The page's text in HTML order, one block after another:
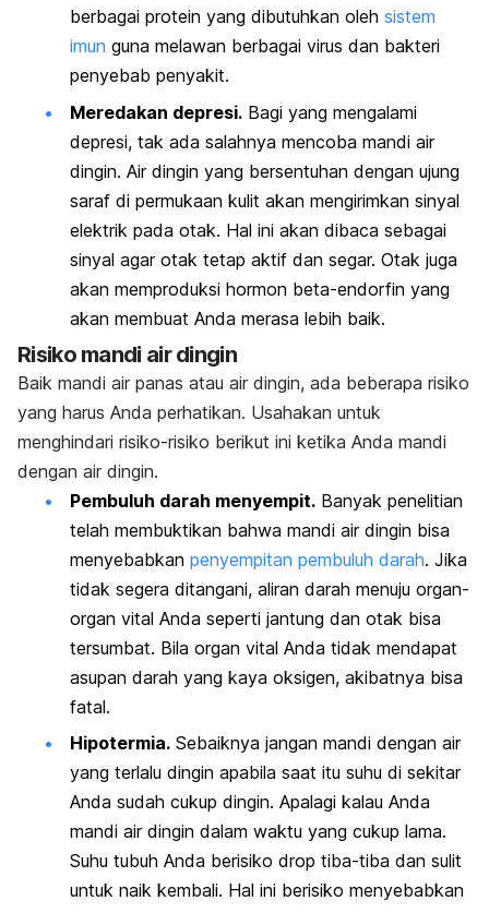
berbagai protein yang dibutuhkan oleh sistem
imun guna melawan berbagai virus dan bakteri
penyebab penyakit.
Meredakan depresi. Bagi yang mengalami
depresi, tak ada salahnya mencoba mandi air
dingin. Air dingin yang bersentuhan dengan ujung
saraf di permukaan kulit akan mengirimkan sinyal
elektrik pada otak. Hal ini akan dibaca sebagai
sinyal agar otak tetap aktif dan segar. Otak juga
akan memproduksi hormon beta-endorfin yang
akan membuat Anda merasa lebih baik.
Risiko mandi air dingin
Baik mandi air panas atau air dingin, ada beberapa risiko
yang harus Anda perhatikan. Usahakan untuk
menghindari risiko-risiko berikut ini ketika Anda mandi
dengan air dingin.
Pembuluh darah menyempit. Banyak penelitian
telah membuktikan bahwa mandi air dingin bisa
menyebabkan penyempitan pembuluh darah. Jika
tidak segera ditangani, aliran darah menuju organ-
organ vital Anda seperti jantung dan otak bisa
tersumbat. Bila organ vital Anda tidak mendapat
asupan darah yang kaya oksigen, akibatnya bisa
fatal.
Hipotermia. Sebaiknya jangan mandi dengan air
yang terlalu dingin apabila saat itu suhu di sekitar
Anda sudah cukup dingin. Apalagi kalau Anda
mandi air dingin dalam waktu yang cukup lama.
Suhu tubuh Anda berisiko drop tiba-tiba dan sulit
untuk naik kembali. Hal ini berisiko menyebabkan